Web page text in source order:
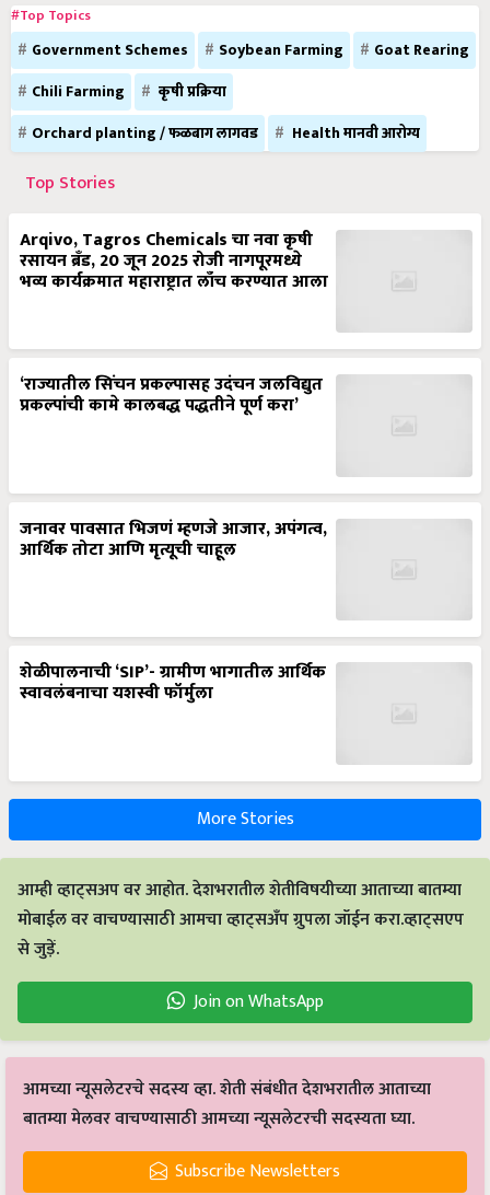
#Top Topics
Government Schemes Soybean Farming
Goat Rearing
Chili Farming
कृषी प्रक्रिया
Orchard planting / फळबाग लागवड
Health मानवी आरोग्य
Top Stories
Arqivo, Tagros Chemicals चा नवा कृषी
रसायन ब्रँड, 20 जून 2025 रोजी नागपूरमध्ये
भव्य कार्यक्रमात महाराष्ट्रात लाँच करण्यात आला
‘राज्यातील सिंचन प्रकल्पासह उदंचन जलविद्युत
प्रकल्पांची कामे कालबद्ध पद्धतीने पूर्ण करा’
जनावर पावसात भिजणं म्हणजे आजार, अपंगत्व,
आर्थिक तोटा आणि मृत्यूची चाहूल
शेळीपालनाची ‘SIP’- ग्रामीण भागातील आर्थिक
स्वावलंबनाचा यशस्वी फॉर्मुला
More Stories
आम्ही व्हाट्सअप वर आहोत. देशभरातील शेतीविषयीच्या आताच्या बातम्या
मोबाईल वर वाचण्यासाठी आमचा व्हाट्सअँप ग्रुपला जॉईन करा.व्हाट्सएप
से जुड़ें.
Join on WhatsApp
आमच्या न्यूसलेटरचे सदस्य व्हा. शेती संबंधीत देशभरातील आताच्या
बातम्या मेलवर वाचण्यासाठी आमच्या न्यूसलेटरची सदस्यता घ्या.
Subscribe Newsletters